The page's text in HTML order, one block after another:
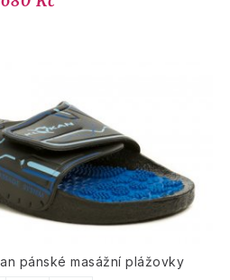
pánské masážní plážovky